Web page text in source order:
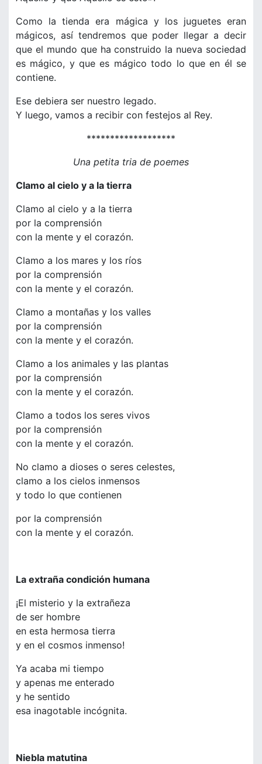
Como la tienda era mágica y los juguetes eran
mágicos, así tendremos que poder llegar a decir
que el mundo que ha construido la nueva sociedad
es mágico, y que es mágico todo lo que en él se
contiene.
Ese debiera ser nuestro legado.
Y luego, vamos a recibir con festejos al Rey.
*******************
Una petita tria de poemes
Clamo al cielo y a la tierra
Clamo al cielo y a la tierra
por la comprensión
con la mente y el corazón.
Clamo a los mares y los ríos
por la comprensión
con la mente y el corazón.
Clamo a montañas y los valles
por la comprensión
con la mente y el corazón.
Clamo a los animales y las plantas
por la comprensión
con la mente y el corazón.
Clamo a todos los seres vivos
por la comprensión
con la mente y el corazón.
No clamo a dioses o seres celestes,
clamo a los cielos inmensos
y todo lo que contienen
por la comprensión
con la mente y el corazón.
La extraña condición humana
¡El misterio y la extrañeza
de ser hombre
en esta hermosa tierra
y en el cosmos inmenso!
Ya acaba mi tiempo
y apenas me enterado
y he sentido
esa inagotable incógnita.
Niebla matutina